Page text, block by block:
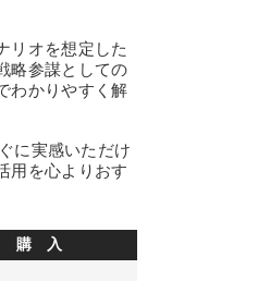
リオを想定した
略参謀としての
わかりやすく解
に実感いただけ
用を心よりおす
購 入